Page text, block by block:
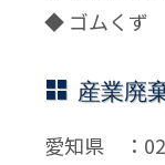
◆ ゴムくず
産業廃
愛知県 ：